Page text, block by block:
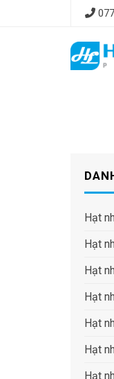
Hạt
Hạt
Hạt
Hạt
Hạt
Hạt
Hạt